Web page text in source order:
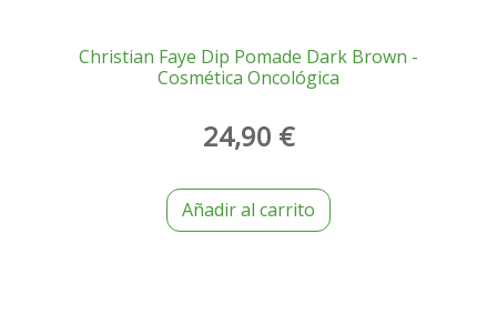
Christian Faye Dip Pomade Dark Brown -
Cosmética Oncológica
24,90 €
Añadir al carrito